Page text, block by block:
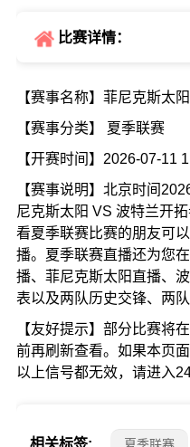
比赛详情：
【赛事名称】菲尼克斯太
【赛事分类】 夏季联赛
【开赛时间】2026-07-11
【赛事说明】北京时间
尼克斯太阳 VS 波特兰开
看夏季联赛比赛的朋友可
播。夏季联赛直播还为您
播、菲尼克斯太阳直播、
表以及两队历史交锋、两队
【友好提示】部分比赛将
前再刷新查看。如果本页
以上信号都无效，请进入
夏季联赛